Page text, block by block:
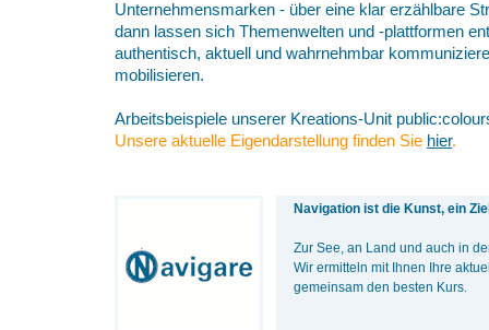
Unternehmensmarken - über eine klar erzählbare
dann lassen sich Themenwelten und -plattformen
authentisch, aktuell und wahrnehmbar
mobilisieren.
Arbeitsbeispiele unserer Kreations-Unit
Unsere aktuelle Eigendarstellung finden Sie hier.
Navigation ist die Kunst, ein
Zur See, an Land und auch in
Wir ermitteln mit Ihnen Ihre
gemeinsam den besten Kurs.